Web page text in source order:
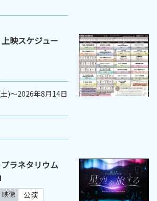
映スケジュー
)～2026年8月14日
ラネタリウム
映像
公演